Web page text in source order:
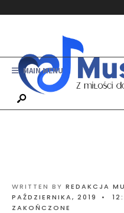
MAIN MENU
WRITTEN BY REDAKCJA
PAŹDZIERNIKA, 2019
•
ZAKOŃCZONE